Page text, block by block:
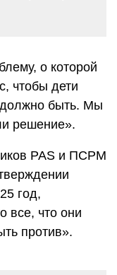
о которой
чтобы дети
должно быть. Мы
решение».
PAS и ПСРМ
год,
все, что они
против».